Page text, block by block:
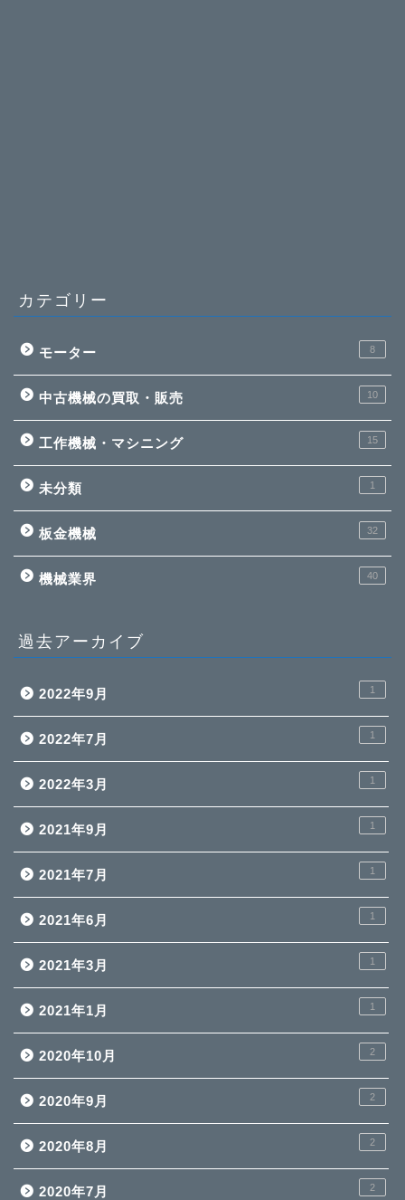
カテゴリー
モーター 8
中古機械の買取・販売 10
工作機械・マシニング 15
未分類 1
板金機械 32
機械業界 40
過去アーカイブ
2022年9月 1
2022年7月 1
2022年3月 1
2021年9月 1
2021年7月 1
2021年6月 1
2021年3月 1
2021年1月 1
2020年10月 2
2020年9月 2
2020年8月 2
2020年7月 2